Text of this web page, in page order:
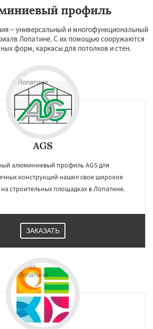
профиль
– универсальный и многофункциональный
Лопатине. С их помощью сооружаются
форм, каркасы для потолков и стен.
AGS
алюминиевый профиль AGS для
конструкций нашел свое широкое
строительных площадках в Лопатине.
ЗАКАЗАТЬ